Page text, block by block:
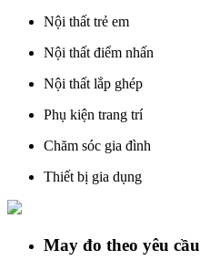
Nội thất trẻ em
Nội thất điểm nhấn
Nội thất lắp ghép
Phụ kiện trang trí
Chăm sóc gia đình
Thiết bị gia dụng
May đo theo yêu cầu